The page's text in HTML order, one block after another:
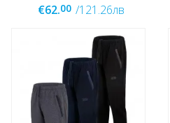
€62.00 /121.26лв